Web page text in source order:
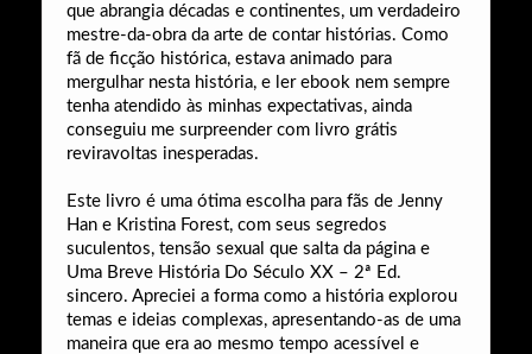
que abrangia décadas e continentes, um verdadeiro
mestre-da-obra da arte de contar histórias. Como
fã de ficção histórica, estava animado para
mergulhar nesta história, e ler ebook nem sempre
tenha atendido às minhas expectativas, ainda
conseguiu me surpreender com livro grátis
reviravoltas inesperadas.
Este livro é uma ótima escolha para fãs de Jenny
Han e Kristina Forest, com seus segredos
suculentos, tensão sexual que salta da página e
Uma Breve História Do Século XX – 2ª Ed.
sincero. Apreciei a forma como a história explorou
temas e ideias complexas, apresentando-as de uma
maneira que era ao mesmo tempo acessível e